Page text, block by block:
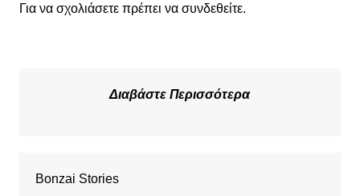
Για να σχολιάσετε πρέπει να συνδεθείτε.
Διαβάστε Περισσότερα
Bonzai Stories